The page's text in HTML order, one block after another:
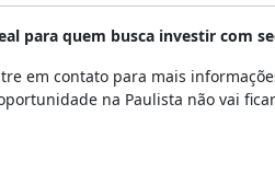
para quem busca investir com
em contato para mais
na Paulista não vai